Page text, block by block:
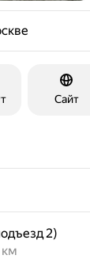
Сайт
2)
1,22
км